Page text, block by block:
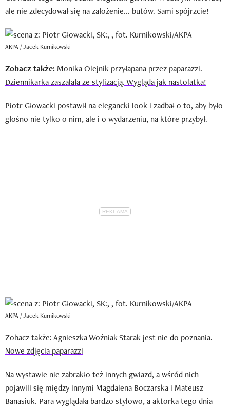
ale nie zdecydował się na założenie... butów. Sami spójrzcie!
AKPA / Jacek Kurnikowski
Zobacz także: Monika Olejnik przyłapana przez paparazzi.
Dziennikarka zaszalała ze stylizacją. Wygląda jak nastolatka!
Piotr Głowacki postawił na elegancki look i zadbał o to, aby było
głośno nie tylko o nim, ale i o wydarzeniu, na które przybył.
AKPA / Jacek Kurnikowski
Zobacz także:Agnieszka Woźniak-Starak jest nie do poznania.
Nowe zdjęcia paparazzi
Na wystawie nie zabrakło też innych gwiazd, a wśród nich
pojawili się między innymi Magdalena Boczarska i Mateusz
Banasiuk. Para wyglądała bardzo stylowo, a aktorka tego dnia